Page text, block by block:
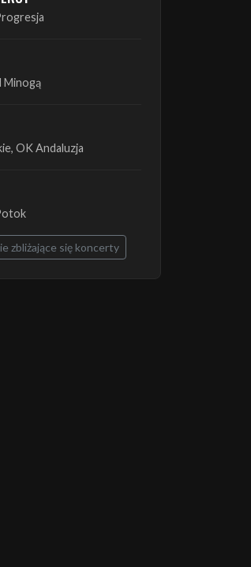
Minogą
OK Andaluzja
zbliżające się koncerty